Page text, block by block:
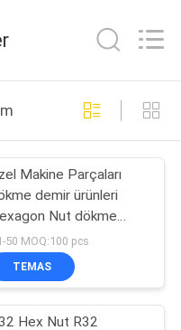
Makine Parçaları
demir ürünleri
Nut dökme
dökme
50 MOQ:100 pcs
TEMAS
Hex Nut R32